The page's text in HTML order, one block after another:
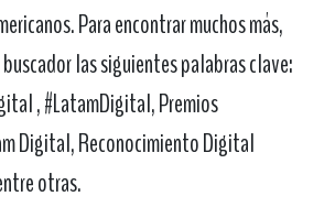
Para encontrar muchos más,
las siguientes palabras clave:
, #LatamDigital, Premios
Digital, Reconocimiento Digital
otras.